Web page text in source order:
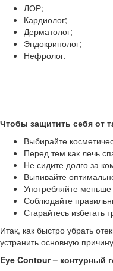
ЛОР;
Кардиолог;
Дерматолог;
Эндокринолог;
Нефролог.
Чтобы защитить себя от
Выбирайте
Перед тем как лечь
Не сидите долго за
Выпивайте
Употребляйте меньше
Соблюдайте
Старайтесь избегать
Итак, как быстро убрать
устранить основную
Eye Contour – контурный